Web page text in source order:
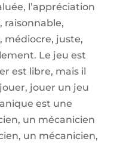
l’appréciation
raisonnable,
médiocre, juste,
Le jeu est
est libre, mais il
jouer un jeu
est une
un mécanicien
un mécanicien,